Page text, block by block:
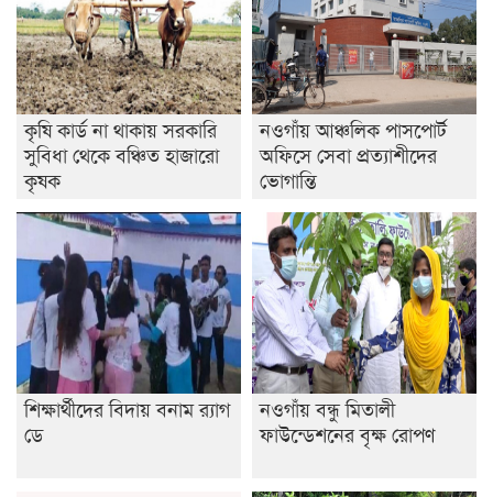
বিশ্ব নদী বিবস উপলক্ষে নদী সুরক্ষায় নাওযাত্রা
খেলার মাঠে বানানো হয়েছে গর্ত ঝুঁকিতে আষাড়িয়াদহর দুই
বিদ্যালয়
ইসলামের ইতিহাস ও সংস্কৃতি বিভাগের লাইট হাউজ ক্লাবের
নেতৃত্ব ইসতিয়াক-মাহফুজ
ডাকসুতে শিবিরের নিরঙ্কুশ জয়
রাজশাহীতে ট্রাকচাপায় ভ্যানচালক নিহত
শেষ সময়ে ভোট কারচুরি অভিযোগ আবিদের
কৃষি কার্ড না থাকায় সরকারি
সুবিধা থেকে বঞ্চিত হাজারো
কৃষক
নওগাঁয় আঞ্চলিক পাসপোর্ট
অফিসে সেবা প্রত্যাশীদের
ভোগান্তি
শিক্ষার্থীদের বিদায় বনাম র‍্যাগ
ডে
নওগাঁয় বন্ধু মিতালী
ফাউন্ডেশনের বৃক্ষ রোপণ